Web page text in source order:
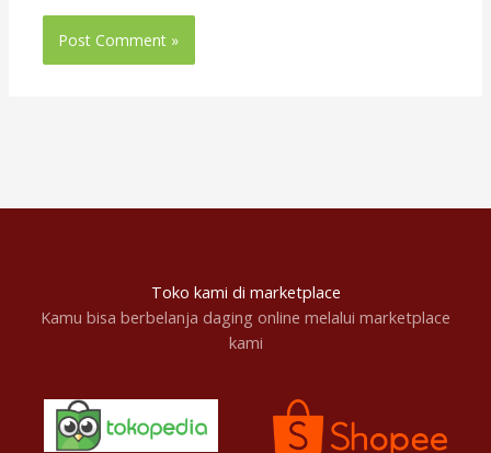
Toko kami di marketplace
Kamu bisa berbelanja daging online melalui marketplace
kami